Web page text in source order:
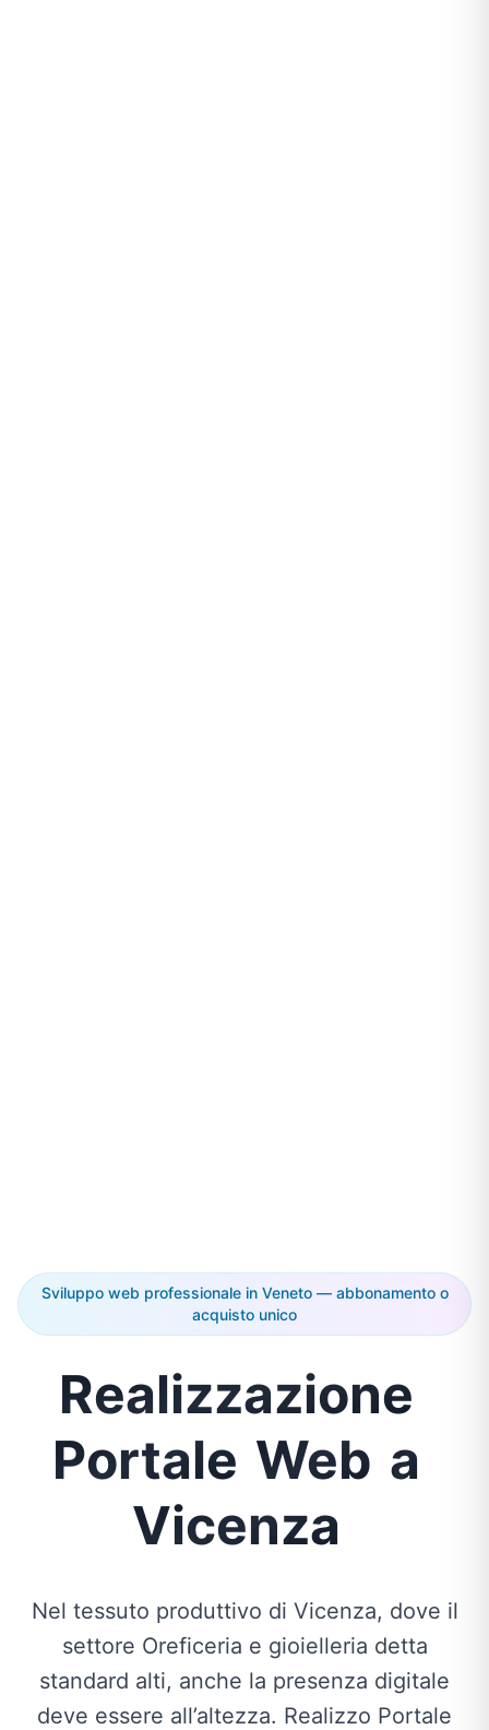
Sviluppo web professionale in Veneto — abbonamento o
acquisto unico
Realizzazione
Portale Web a
Vicenza
Nel tessuto produttivo di Vicenza, dove il
settore Oreficeria e gioielleria detta
standard alti, anche la presenza digitale
deve essere all’altezza. Realizzo Portale